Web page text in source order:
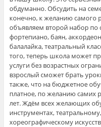
обдуманно. Обсудить на
конечно, к желанию самого
объявляем второй набор
фортепиано, баян,
балалайка, театральный
того, теперь школа может
услуги без возрастных
взрослый сможет брать
также, что на бюджетное
платное, по желанию самих
лет. Ждём всех желающих
инструментах,
хореографическому